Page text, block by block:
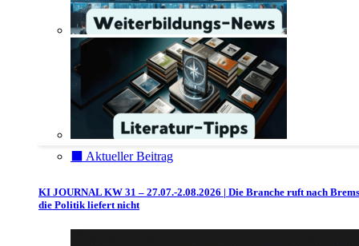
⬛️ Aktueller Beitrag
KI JOURNAL KW 31 – 27.07.-2.08.2026 | Die Branche ruft nach
die Politik liefert nicht